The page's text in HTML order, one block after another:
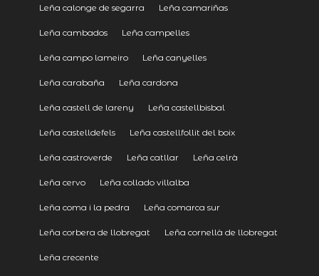
Leña calonge de segarra Leña camariñas
Leña cambados Leña campelles
Leña campo lameiro Leña canyelles
Leña carabaña Leña cardona
Leña castell de lareny Leña castellbisbal
Leña castelldefels Leña castellfollit del boix
Leña castroverde Leña catllar Leña celrà
Leña cervo Leña collado villalba
Leña coma i la pedra Leña comarca sur
Leña corbera de llobregat Leña cornellà de llobregat
Leña crecente